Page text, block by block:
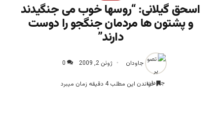
اسحق گیلانی: “روسها خوب می جنگیدند
و پشتون ها مردمان جنگجو را دوست
دارند”
جاودان ژوئن 2, 2009 0
خواندن این مطلب 4 دقیقه زمان میبرد